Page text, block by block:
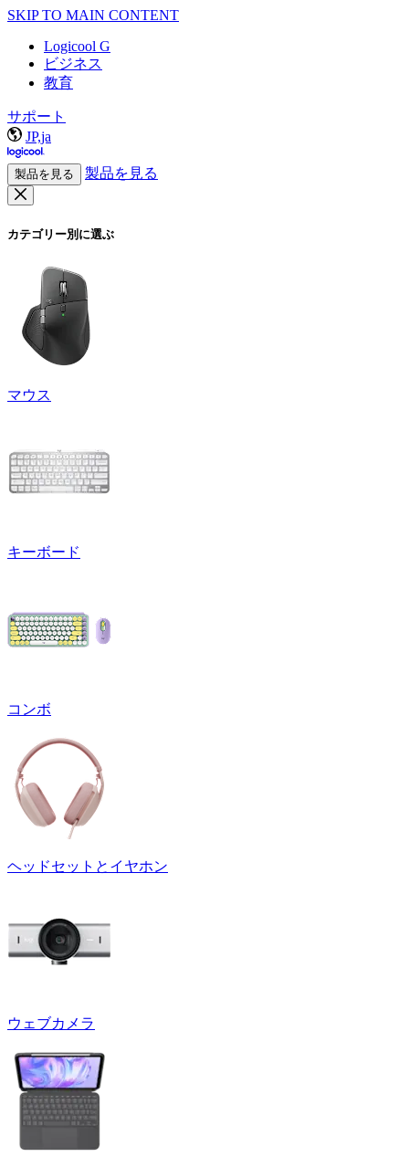
SKIP TO MAIN CONTENT
Logicool G
ビジネス
教育
サポート
JP,ja
製品を見る 製品を見る
カテゴリー別に選ぶ
マウス
キーボード
コンボ
ヘッドセットとイヤホン
ウェブカメラ